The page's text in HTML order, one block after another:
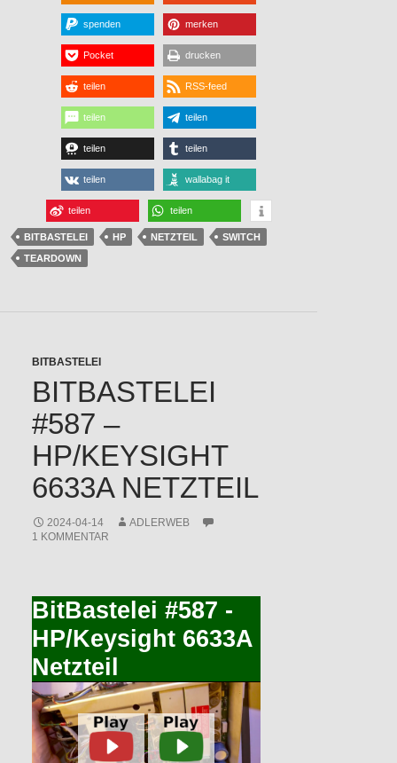
spenden merken
Pocket drucken
teilen RSS-feed
teilen teilen
teilen teilen
teilen wallabag it
teilen teilen
BITBASTELEI HP NETZTEIL
SWITCH
TEARDOWN
BITBASTELEI
BITBASTELEI
#587 –
HP/KEYSIGHT
6633A NETZTEIL
2024-04-14
ADLERWEB
1 KOMMENTAR
BitBastelei #587 -
HP/Keysight 6633A
Netzteil